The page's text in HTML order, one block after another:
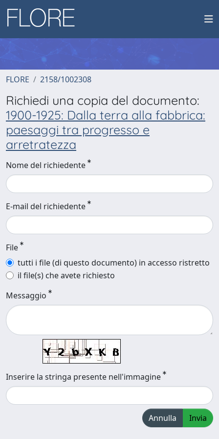
FLORE 2158/1002308
Richiedi una copia del documento:
1900-1925: Dalla terra alla fabbrica:
paesaggi tra progresso e
arretratezza
Nome del richiedente
E-mail del richiedente
File
tutti i file (di questo documento) in accesso ristretto
il file(s) che avete richiesto
Messaggio
Inserire la stringa presente nell'immagine
Annulla Invia